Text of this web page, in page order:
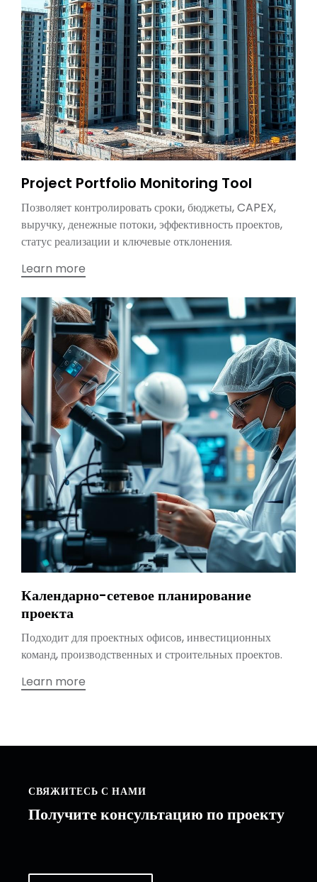
Project Portfolio Monitoring Tool
Позволяет контролировать сроки, бюджеты, CAPEX,
выручку, денежные потоки, эффективность проектов,
статус реализации и ключевые отклонения.
Learn more
Календарно-сетевое планирование
проекта
Подходит для проектных офисов, инвестиционных
команд, производственных и строительных проектов.
Learn more
СВЯЖИТЕСЬ С НАМИ
Получите консультацию по проекту